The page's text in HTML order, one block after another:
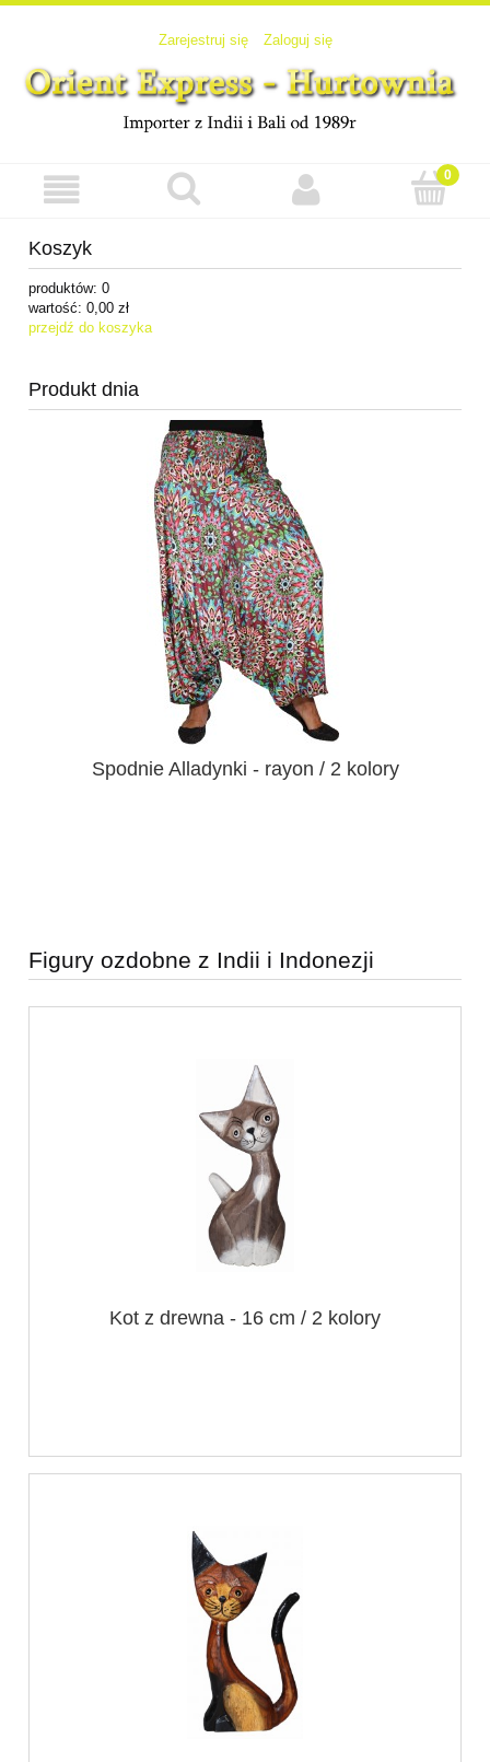
Zarejestruj się Zaloguj się
Koszyk
produktów: 0
wartość: 0,00 zł
przejdź do koszyka
Produkt dnia
Spodnie Alladynki - rayon / 2 kolory
Figury ozdobne z Indii i Indonezji
Kot z drewna - 16 cm / 2 kolory